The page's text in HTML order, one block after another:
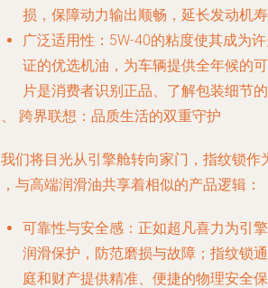
损，保障动力输出顺畅，延长发动机寿
广泛适用性 ：5W-40的粘度使其成为
证的优选机油，为车辆提供全年候的
片是消费者识别正品、了解包装细节的
跨界联想：品质生活的双重守护
们将目光从引擎舱转向家门， 指纹锁作
与高端润滑油共享着相似的产品逻辑：
可靠性与安全感 ：正如超凡喜力为引
润滑保护，防范磨损与故障；指纹锁
庭和财产提供精准、便捷的物理安全